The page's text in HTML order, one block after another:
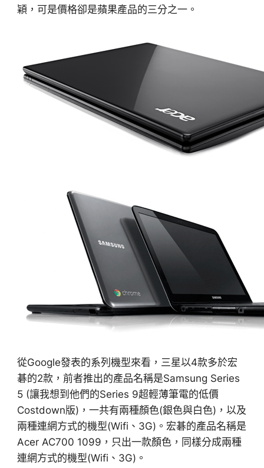
穎，可是價格卻是蘋果產品的三分之一。
從Google發表的系列機型來看，三星以4款多於宏
碁的2款，前者推出的產品名稱是Samsung Series
5 (讓我想到他們的Series 9超輕薄筆電的低價
Costdown版)，一共有兩種顏色(銀色與白色)，以及
兩種連網方式的機型(Wifi、3G)。宏碁的產品名稱是
Acer AC700 1099，只出一款顏色，同樣分成兩種
連網方式的機型(Wifi、3G)。